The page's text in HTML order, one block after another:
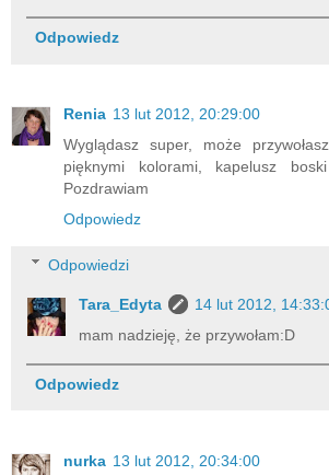
Odpowiedz
Renia 13 lut 2012, 20:29:00
Wyglądasz super, może
pięknymi kolorami, kapelusz
Pozdrawiam
Odpowiedz
Odpowiedzi
Tara_Edyta
14 lut 2012,
mam nadzieję, że przywołam:D
Odpowiedz
nurka 13 lut 2012, 20:34:00